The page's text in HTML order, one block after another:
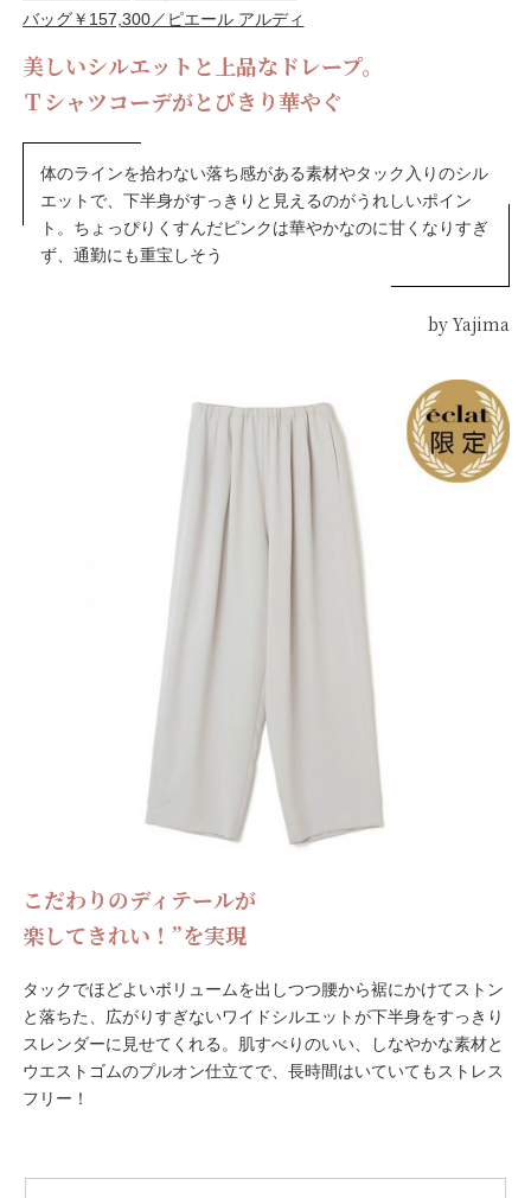
バッグ￥157,300／ピエール アルディ
美しいシルエットと上品なドレープ。
Ｔシャツコーデがとびきり華やぐ
体のラインを拾わない落ち感がある素材やタック入りのシル
エットで、下半身がすっきりと見えるのがうれしいポイン
ト。ちょっぴりくすんだピンクは華やかなのに甘くなりすぎ
ず、通勤にも重宝しそう
by Yajima
こだわりのディテールが
楽してきれい！”を実現
タックでほどよいボリュームを出しつつ腰から裾にかけてストン
と落ちた、広がりすぎないワイドシルエットが下半身をすっきり
スレンダーに見せてくれる。肌すべりのいい、しなやかな素材と
ウエストゴムのプルオン仕立てで、長時間はいていてもストレス
フリー！